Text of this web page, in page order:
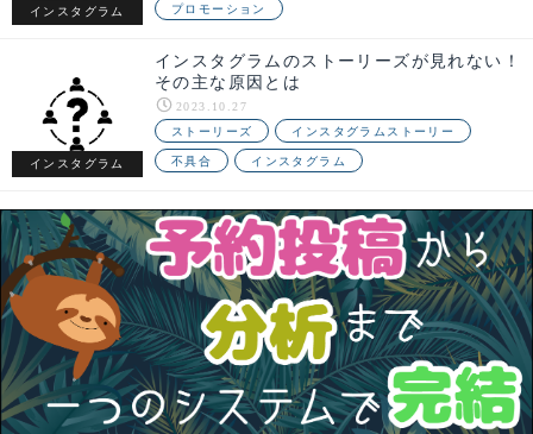
インスタグラム プロモーション
インスタグラム
インスタグラムのストーリーズが見れない！
その主な原因とは
2023.10.27
ストーリーズ
インスタグラムストーリー
不具合 インスタグラム